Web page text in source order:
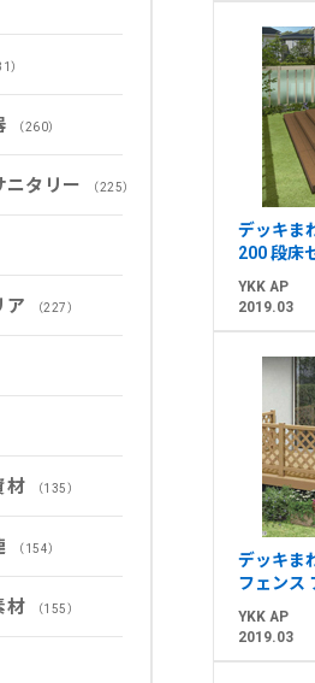
）
（260）
ニタリー （225）
ア （227）
材 （135）
（154）
材 （155）
デッキま
200 段床
YKK AP
2019.03
デッキま
フェンス
YKK AP
2019.03